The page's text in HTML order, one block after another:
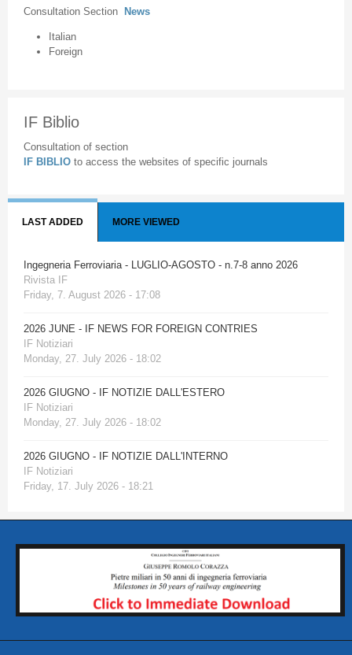
Consultation Section News
Italian
Foreign
IF Biblio
Consultation of section
IF BIBLIO to access the websites of specific journals
LAST ADDED MORE VIEWED
Ingegneria Ferroviaria - LUGLIO-AGOSTO - n.7-8 anno 2026
Rivista IF
Friday, 7. August 2026 - 17:08
2026 JUNE - IF NEWS FOR FOREIGN CONTRIES
IF Notiziari
Monday, 27. July 2026 - 18:02
2026 GIUGNO - IF NOTIZIE DALL'ESTERO
IF Notiziari
Monday, 27. July 2026 - 18:02
2026 GIUGNO - IF NOTIZIE DALL'INTERNO
IF Notiziari
Friday, 17. July 2026 - 18:21